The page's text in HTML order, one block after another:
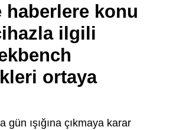
haberlere konu
ilgili
ortaya
ışığına çıkmaya karar